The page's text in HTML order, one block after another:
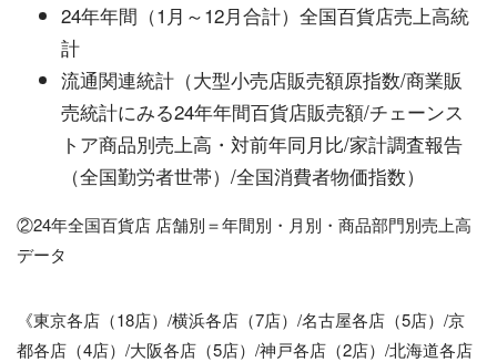
24年年間（1月～12月合計）全国百貨店売上高統
計
流通関連統計（大型小売店販売額原指数/商業販
売統計にみる24年年間百貨店販売額/チェーンス
トア商品別売上高・対前年同月比/家計調査報告
（全国勤労者世帯）/全国消費者物価指数）
②24年全国百貨店 店舗別＝年間別・月別・商品部門別売上高
データ
《東京各店（18店）/横浜各店（7店）/名古屋各店（5店）/京
都各店（4店）/大阪各店（5店）/神戸各店（2店）/北海道各店